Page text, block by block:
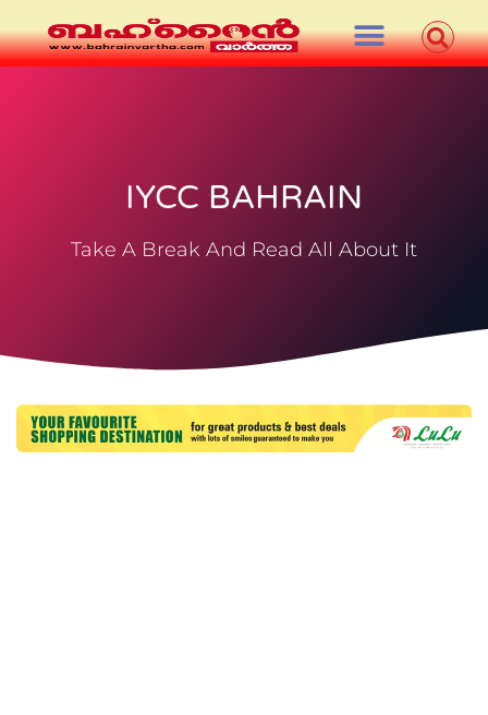
IYCC BAHRAIN
Take A Break And Read All About It